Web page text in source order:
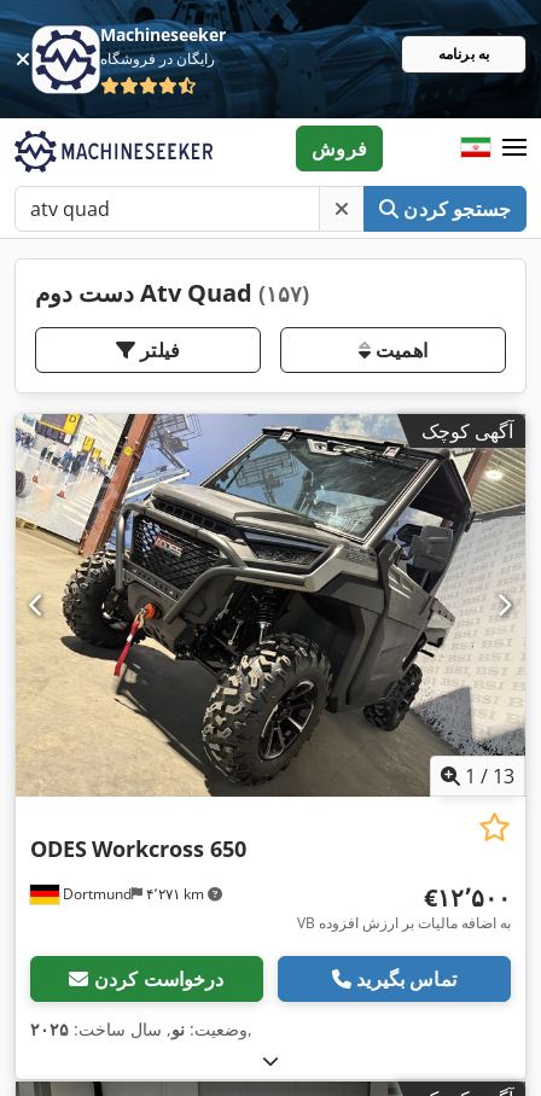
Machineseeker
رایگان در فروشگاه به برنامه
جستجو کردن
فروش
دست دوم Atv Quad (۱۵۷)
فیلتر اهمیت
آگهی کوچک
1 / 13
Dortmund ۴٬۲۷۱ km
ODESWorkcross 650
‎€۱۲٬۵۰۰
VB به اضافه مالیات بر ارزش افزوده
درخواست کردن تماس بگیرید
وضعیت: نو, سال ساخت: ۲۰۲۵ ,